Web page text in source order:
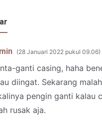
28 Januari 2022 pukul 09.06
ganti casing, haha
diingat. Sekarang
pengin ganti kalau
rusak aja.